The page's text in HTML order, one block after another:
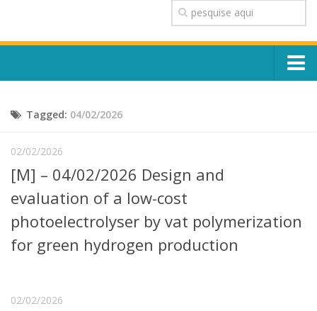
TRANSPARÊNCIA
OUVIDORIA
CONTATO
Escola, Institutos e Órgãos
Núcleos e Comissões
Telefones e Mapas
Pessoas
Graduação
Pós-Graduação
Pesquisa e Inovação
Tagged: 04/02/2026
02/02/2026
[M] – 04/02/2026 Design and
evaluation of a low-cost
photoelectrolyser by vat polymerization
for green hydrogen production
02/02/2026